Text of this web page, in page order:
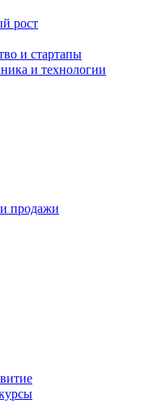
рост
и стартапы
и технологии
продажи